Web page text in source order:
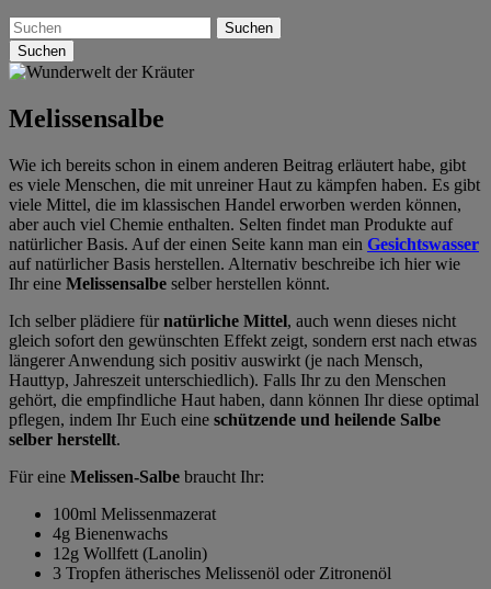
Suchen
Melissensalbe
Wie ich bereits schon in einem anderen Beitrag erläutert habe, gibt
es viele Menschen, die mit unreiner Haut zu kämpfen haben. Es gibt
viele Mittel, die im klassischen Handel erworben werden können,
aber auch viel Chemie enthalten. Selten findet man Produkte auf
natürlicher Basis. Auf der einen Seite kann man ein Gesichtswasser
auf natürlicher Basis herstellen. Alternativ beschreibe ich hier wie
Ihr eine Melissensalbe selber herstellen könnt.
Ich selber plädiere für natürliche Mittel, auch wenn dieses nicht
gleich sofort den gewünschten Effekt zeigt, sondern erst nach etwas
längerer Anwendung sich positiv auswirkt (je nach Mensch,
Hauttyp, Jahreszeit unterschiedlich). Falls Ihr zu den Menschen
gehört, die empfindliche Haut haben, dann können Ihr diese optimal
pflegen, indem Ihr Euch eine schützende und heilende Salbe
selber herstellt.
Für eine Melissen-Salbe braucht Ihr:
100ml Melissenmazerat
4g Bienenwachs
12g Wollfett (Lanolin)
3 Tropfen ätherisches Melissenöl oder Zitronenöl